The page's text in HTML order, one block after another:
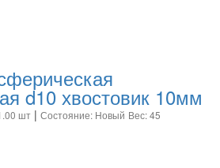
d10 хвостовик 10мм
шт | Состояние: Новый Вес: 45